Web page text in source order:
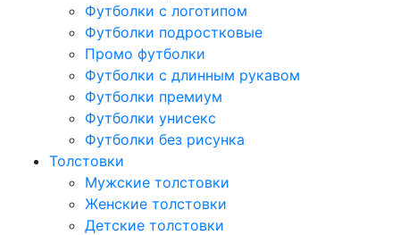
Футболки с логотипом
Футболки подростковые
Промо футболки
Футболки с длинным рукавом
Футболки премиум
Футболки унисекс
Футболки без рисунка
Толстовки
Мужские толстовки
Женские толстовки
Детские толстовки